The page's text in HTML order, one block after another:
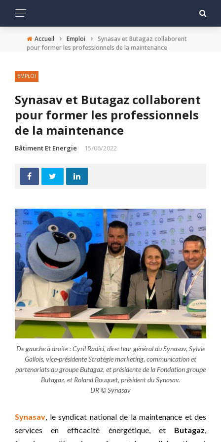
Accueil › Emploi › Synasav et Butagaz collaborent
pour former les professionnels de la maintenance
EMPLOI
Synasav et Butagaz collaborent
pour former les professionnels
de la maintenance
Bâtiment Et Energie 15/06/2022
De gauche à droite : Cyril Radici, directeur général du Synasav, Sylvie
Gallois, vice-présidente Stratégie marketing, communication et
partenariats du groupe Butagaz, et présidente de la Fondation groupe
Butagaz, et Roland Bouquet, président du Synasav.
DR © Synasav
Synasav, le syndicat national de la maintenance et des
services en efficacité énergétique, et Butagaz,